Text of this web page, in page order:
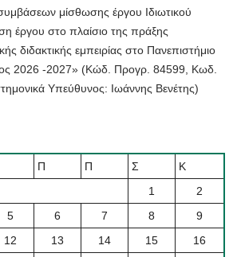
μίσθωσης έργου Ιδιωτικού
έργου στο πλαίσιο της πράξης
διδακτικής εμπειρίας στο Πανεπιστήμιο
2026 -2027» (Κώδ. Προγρ. 84599, Κωδ.
Υπεύθυνος: Ιωάννης Βενέτης)
Π Π Σ
Κ
1
2
5 6 7 8
9
12 13 14 15
16